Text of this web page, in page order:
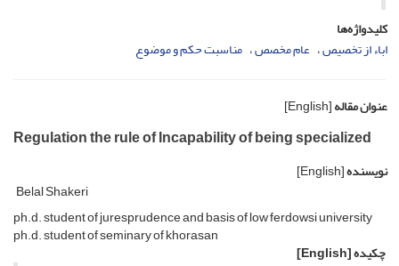
کلیدواژه‌ها
اباء از تخصیص عام مخصص مناسبت حکم و موضوع
عنوان مقاله[English]
Regulation the rule of Incapability of being specialized
نویسنده[English]
Belal Shakeri
ph.d. student of juresprudence and basis of low ferdowsi university
ph.d. student of seminary of khorasan
چکیده[English]